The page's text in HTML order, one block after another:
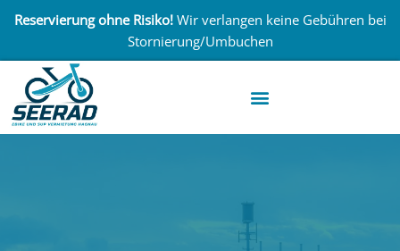
Reservierung ohne Risiko!Wir verlangen keine Gebühren bei
Stornierung/Umbuchen